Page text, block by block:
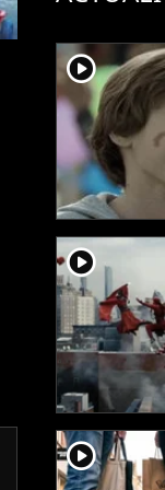
player2
player2
player2